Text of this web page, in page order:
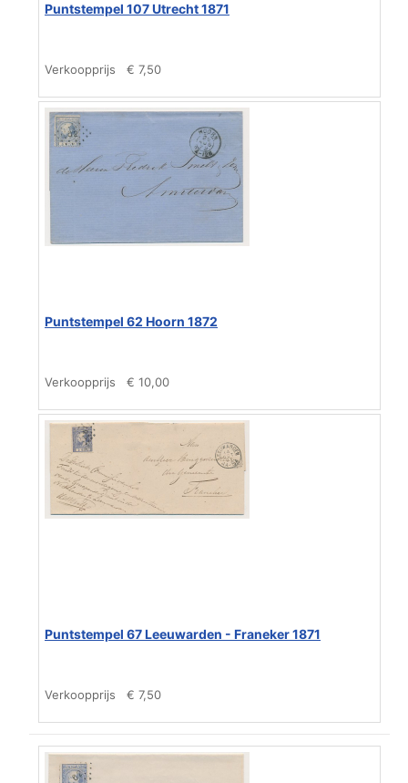
Puntstempel 107 Utrecht 1871
Verkoopprijs € 7,50
Puntstempel 62 Hoorn 1872
Verkoopprijs € 10,00
Puntstempel 67 Leeuwarden - Franeker 1871
Verkoopprijs € 7,50